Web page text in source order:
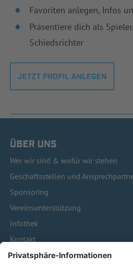
Favoriten anlegen, Infos
Präsentiere dich als
Schiedsrichter
JETZT PROFIL ANLEGEN
ÜBER UNS
Wer wir sind & wofür wir stehen
Geschäftsstellen und
Sponsoring
Vereinsunterstützung
Infothek
Kontakt